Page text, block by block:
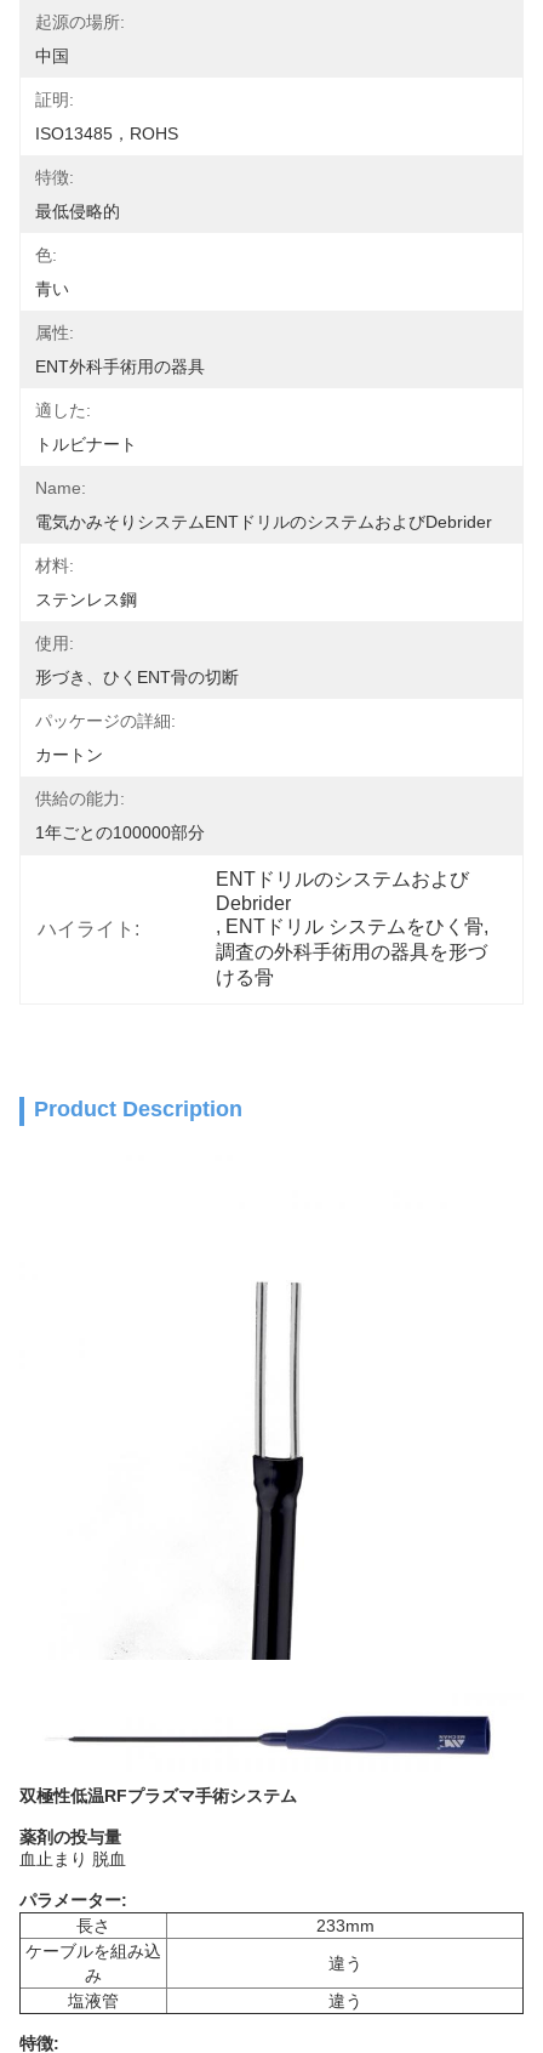
起源の場所:
中国
証明:
ISO13485，ROHS
特徴:
最低侵略的
色:
青い
属性:
ENT外科手術用の器具
適した:
トルビナート
Name:
電気かみそりシステムENTドリルのシステムおよびDebrider
材料:
ステンレス鋼
使用:
形づき、ひくENT骨の切断
パッケージの詳細:
カートン
供給の能力:
1年ごとの100000部分
ハイライト:
ENTドリルのシステムおよび
Debrider
, ENTドリル システムをひく骨,
調査の外科手術用の器具を形づ
ける骨
Product Description
双極性低温RFプラズマ手術システム
薬剤の投与量
血止まり 脱血
パラメーター:
長さ
233mm
ケーブルを組み込
み
違う
塩液管
違う
特徴: